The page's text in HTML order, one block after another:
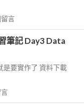
言
筆記 Day3 Data
是要實作了 資料下載